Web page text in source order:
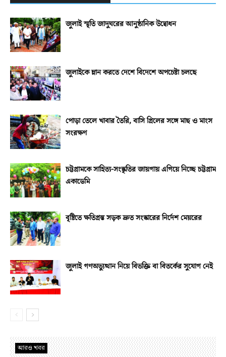
জুলাই স্মৃতি জাদুঘরের আনুষ্ঠানিক উদ্বোধন
জুলাইকে ম্লান করতে দেশে বিদেশে অপচেষ্টা চলছে
পোড়া তেলে খাবার তৈরি, বাসি গ্রিলের সঙ্গে মাছ ও মাংস
সংরক্ষণ
চট্টগ্রামকে সাহিত্য-সংস্কৃতির জায়গায় এগিয়ে নিচ্ছে চট্টগ্রাম
একাডেমি
বৃষ্টিতে ক্ষতিগ্রস্ত সড়ক দ্রুত সংস্কারের নির্দেশ মেয়রের
জুলাই গণঅভ্যুত্থান নিয়ে বিভক্তি বা বিতর্কের সুযোগ নেই
আরও খবর